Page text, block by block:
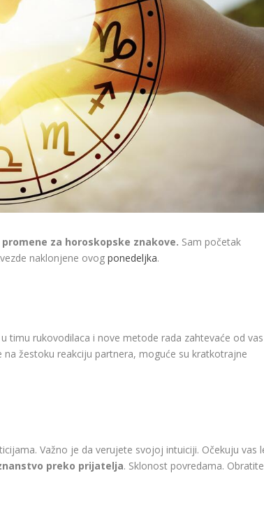
za horoskopske znakove. Sam početak
naklonjene ovog ponedeljka.
timu rukovodilaca i nove metode rada zahtevaće od vas
žestoku reakciju partnera, moguće su kratkotrajne
Važno je da verujete svojoj intuiciji. Očekuju vas
preko prijatelja. Sklonost povredama. Obratite